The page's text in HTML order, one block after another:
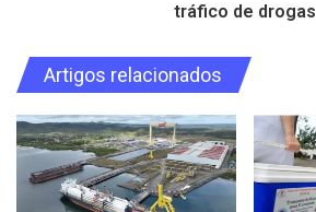
tráfico de drogas
Artigos relacionados